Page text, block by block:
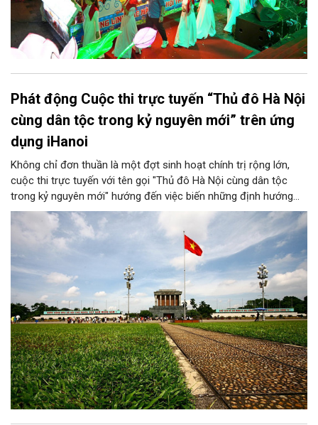
Phát động Cuộc thi trực tuyến “Thủ đô Hà Nội
cùng dân tộc trong kỷ nguyên mới” trên ứng
dụng iHanoi
Không chỉ đơn thuần là một đợt sinh hoạt chính trị rộng lớn,
cuộc thi trực tuyến với tên gọi "Thủ đô Hà Nội cùng dân tộc
trong kỷ nguyên mới" hướng đến việc biến những định hướng
chiến lược trong Nghị quyết số 02-NQ/TW của Bộ Chính trị
thành niềm tin, thành nhận thức chung của mỗi người dân.